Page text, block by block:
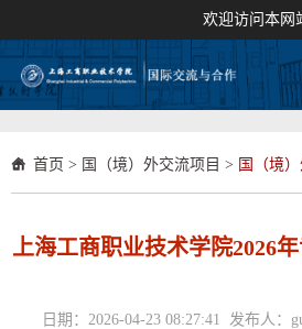
欢迎访问本网
首页 > 国（境）外交流项目 > 国（境
上海工商职业技术学院2026
日期：2026-04-23 08:27:41 发布人：